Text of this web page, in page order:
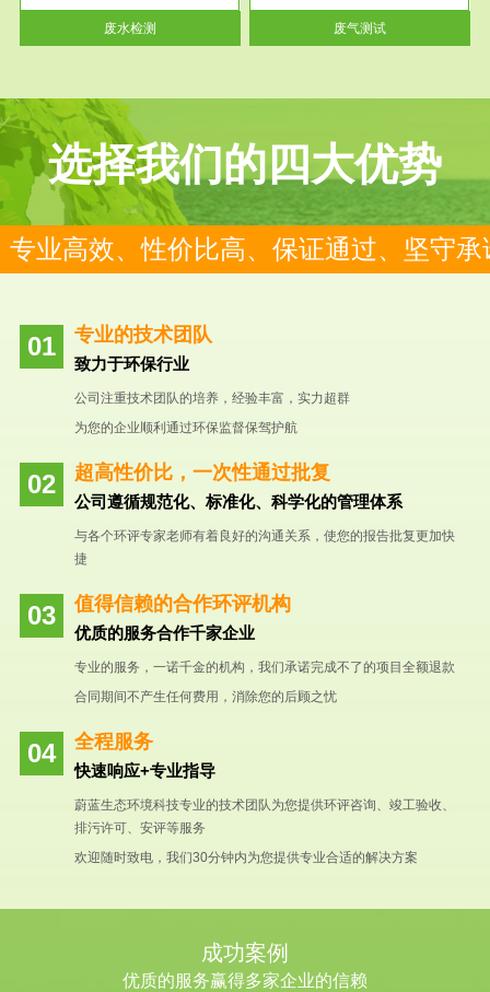
废水检测
包括...
废气测试
选择我们的四大优势
专业高效、性价比高、保证通过、坚守承
专业的技术团队
致力于环保行业
公司注重技术团队的培养，经验丰富，实力超群
为您的企业顺利通过环保监督保驾护航
超高性价比，一次性通过批复
公司遵循规范化、标准化、科学化的管理体系
与各个环评专家老师有着良好的沟通关系，使您的报告批复更加快
捷
值得信赖的合作环评机构
优质的服务合作千家企业
专业的服务，一诺千金的机构，我们承诺完成不了的项目全额退款
合同期间不产生任何费用，消除您的后顾之忧
全程服务
快速响应+专业指导
蔚蓝生态环境科技专业的技术团队为您提供环评咨询、竣工验收、
排污许可、安评等服务
欢迎随时致电，我们30分钟内为您提供专业合适的解决方案
成功案例
优质的服务赢得多家企业的信赖